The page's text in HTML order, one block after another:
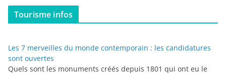
t
r
i
Tourisme infos
Les 7 merveilles du monde contemporain : les candidatures
sont ouvertes
Quels sont les monuments créés depuis 1801 qui ont eu le